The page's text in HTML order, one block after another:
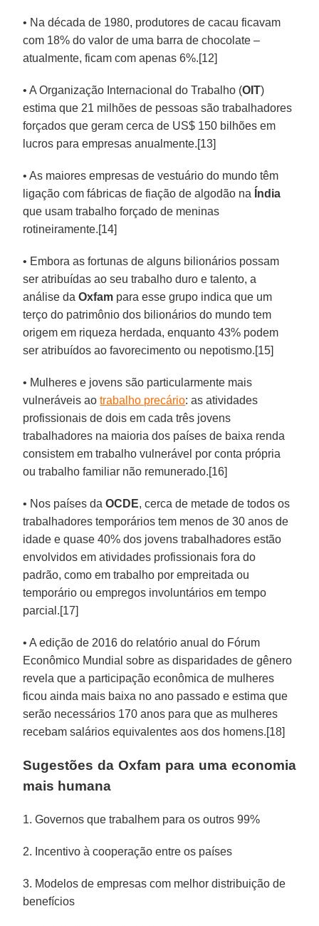
• Na década de 1980, produtores de cacau ficavam
com 18% do valor de uma barra de chocolate –
atualmente, ficam com apenas 6%.[12]
• A Organização Internacional do Trabalho (OIT)
estima que 21 milhões de pessoas são trabalhadores
forçados que geram cerca de US$ 150 bilhões em
lucros para empresas anualmente.[13]
• As maiores empresas de vestuário do mundo têm
ligação com fábricas de fiação de algodão na Índia
que usam trabalho forçado de meninas
rotineiramente.[14]
• Embora as fortunas de alguns bilionários possam
ser atribuídas ao seu trabalho duro e talento, a
análise daOxfam para esse grupo indica que um
terço do patrimônio dos bilionários do mundo tem
origem em riqueza herdada, enquanto 43% podem
ser atribuídos ao favorecimento ou nepotismo.[15]
• Mulheres e jovens são particularmente mais
vulneráveis aotrabalho precário: as atividades
profissionais de dois em cada três jovens
trabalhadores na maioria dos países de baixa renda
consistem em trabalho vulnerável por conta própria
ou trabalho familiar não remunerado.[16]
• Nos países daOCDE, cerca de metade de todos os
trabalhadores temporários tem menos de 30 anos de
idade e quase 40% dos jovens trabalhadores estão
envolvidos em atividades profissionais fora do
padrão, como em trabalho por empreitada ou
temporário ou empregos involuntários em tempo
parcial.[17]
• A edição de 2016 do relatório anual do Fórum
Econômico Mundial sobre as disparidades de gênero
revela que a participação econômica de mulheres
ficou ainda mais baixa no ano passado e estima que
serão necessários 170 anos para que as mulheres
recebam salários equivalentes aos dos homens.[18]
Sugestões da Oxfam para uma economia
mais humana
1. Governos que trabalhem para os outros 99%
2. Incentivo à cooperação entre os países
3. Modelos de empresas com melhor distribuição de
benefícios